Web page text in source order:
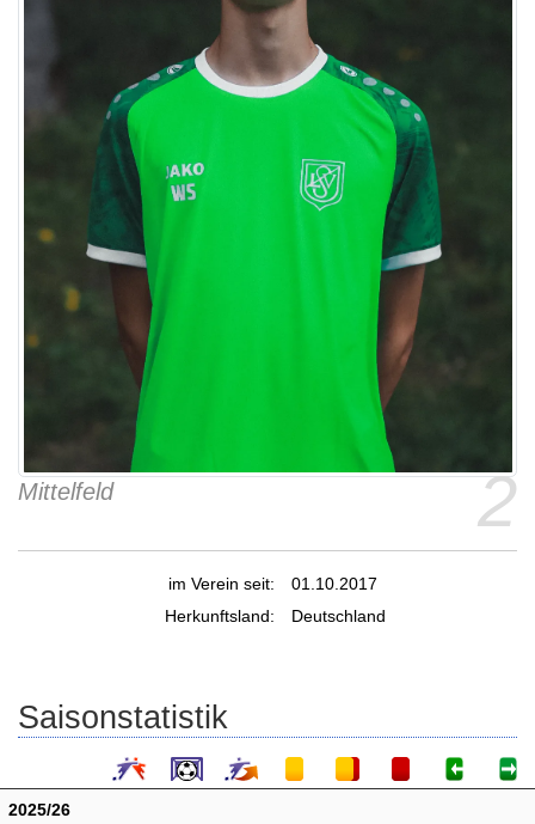
2
Mittelfeld
im Verein seit:
01.10.2017
Herkunftsland:
Deutschland
Saisonstatistik
2025/26